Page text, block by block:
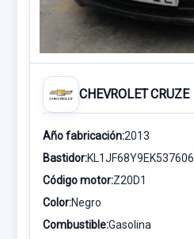
CHEVROLET CRUZE
Año fabricación:2013
Bastidor:KL1JF68Y9EK537606
Código motor:Z20D1
Color:Negro
Combustible:Gasolina